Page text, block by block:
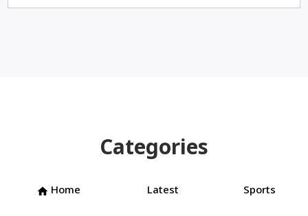
Categories
home Home Latest Sports